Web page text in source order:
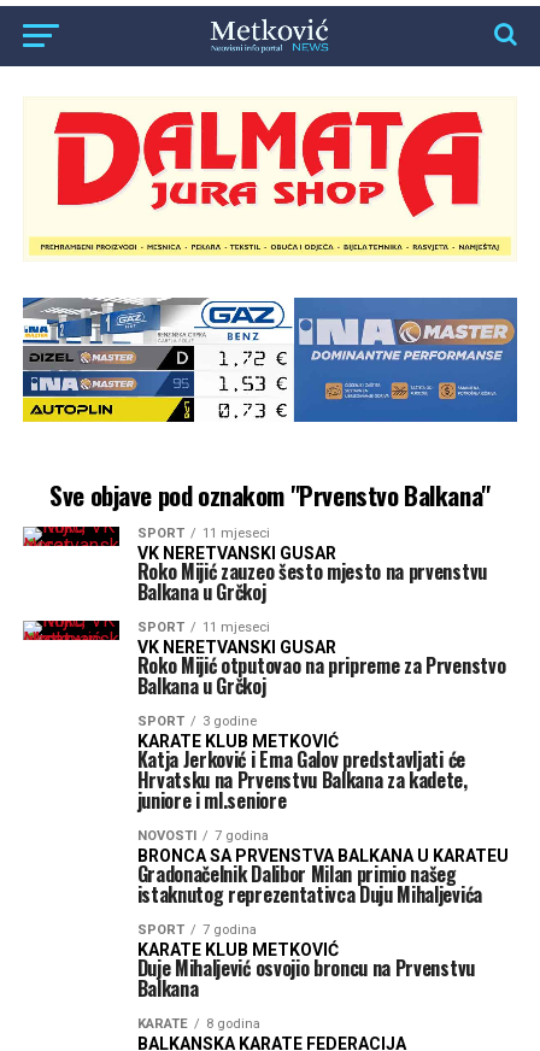
Sve objave pod oznakom "Prvenstvo Balkana"
SPORT 11 mjeseci
VK NERETVANSKI GUSAR
Roko Mijić zauzeo šesto mjesto na prvenstvu
Balkana u Grčkoj
SPORT 11 mjeseci
VK NERETVANSKI GUSAR
Roko Mijić otputovao na pripreme za Prvenstvo
Balkana u Grčkoj
SPORT 3 godine
KARATE KLUB METKOVIĆ
Katja Jerković i Ema Galov predstavljati će
Hrvatsku na Prvenstvu Balkana za kadete,
juniore i ml.seniore
NOVOSTI 7 godina
BRONCA SA PRVENSTVA BALKANA U KARATEU
Gradonačelnik Dalibor Milan primio našeg
istaknutog reprezentativca Duju Mihaljevića
SPORT 7 godina
KARATE KLUB METKOVIĆ
Duje Mihaljević osvojio broncu na Prvenstvu
Balkana
KARATE 8 godina
BALKANSKA KARATE FEDERACIJA